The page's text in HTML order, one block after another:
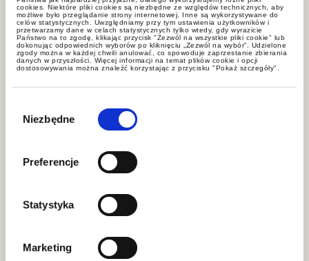
cookies. Niektóre pliki cookies są niezbędne ze względów technicznych, aby
możliwe było przeglądanie strony internetowej. Inne są wykorzystywane do
celów statystycznych. Uwzględniamy przy tym ustawienia użytkowników i
przetwarzamy dane w celach statystycznych tylko wtedy, gdy wyrazicie
Państwo na to zgodę, klikając przycisk "Zezwól na wszystkie pliki cookie" lub
dokonując odpowiednich wyborów po kliknięciu „Zezwól na wybór”. Udzielone
zgody można w każdej chwili anulować, co spowoduje zaprzestanie zbierania
danych w przyszłości. Więcej informacji na temat plików cookie i opcji
dostosowywania można znaleźć korzystając z przycisku "Pokaż szczegóły".
zgody
Niezbędne
Preferencje
Statystyka
Marketing
News
news
Important ruling for the energy
sector – court sets limits on
fiscalisation of compensation